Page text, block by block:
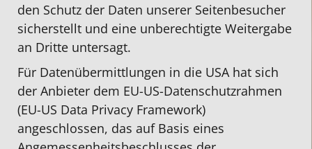
den Schutz der Daten unserer Seitenbesucher
sicherstellt und eine unberechtigte Weitergabe
an Dritte untersagt.
Für Datenübermittlungen in die USA hat sich
der Anbieter dem EU-US-Datenschutzrahmen
(EU-US Data Privacy Framework)
angeschlossen, das auf Basis eines